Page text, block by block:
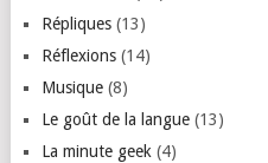
Répliques(13)
Réflexions(14)
Musique(8)
Le goût de la langue(13)
La minute geek(4)